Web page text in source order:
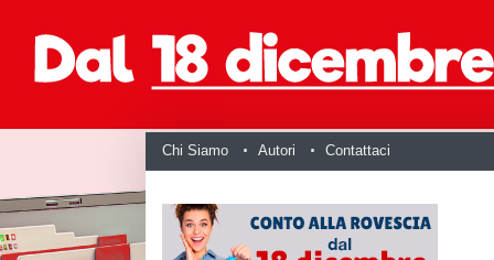
Chi Siamo Autori Contattaci